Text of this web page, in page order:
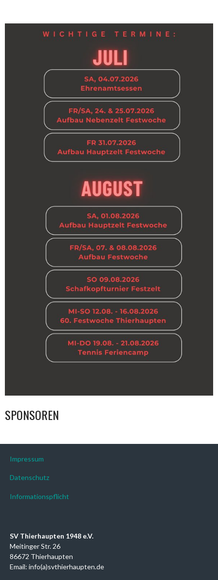
SPONSOREN
Impressum
Datenschutz
Informationspflicht
SV Thierhaupten 1948 e.V.
Meitinger Str. 26
86672 Thierhaupten
Email: info(a)svthierhaupten.de